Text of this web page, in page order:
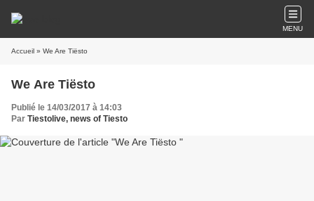
MENU
Accueil » We Are Tiësto
We Are Tiësto
Publié le 14/03/2017 à 14:03
Par Tiestolive, news of Tiesto